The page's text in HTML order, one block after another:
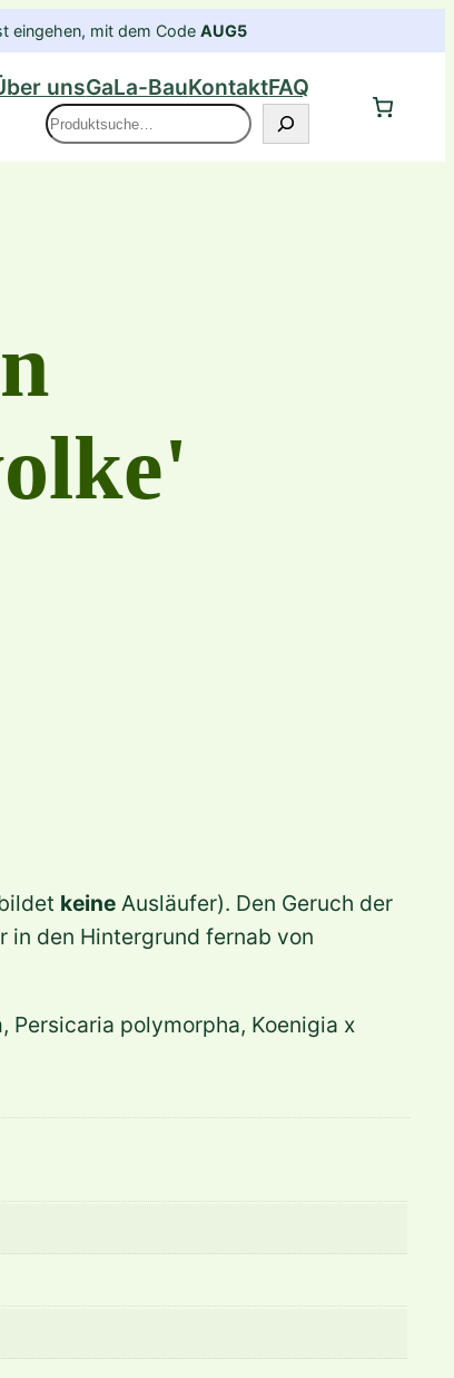
eingehen, mit dem Code AUG5
unsGaLa-BauKontaktFAQ
Suche
keine Ausläufer). Den Geruch der
in den Hintergrund fernab von
polymorpha, Koenigia x